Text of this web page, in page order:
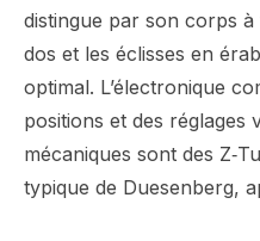
distingue par son corps
dos et les éclisses en
optimal. L’électronique
positions et des réglages
mécaniques sont des
typique de Duesenberg,